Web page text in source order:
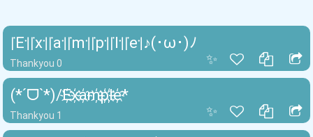
✨
Thankyou 0
꜍E꜉꜍x꜉꜍a꜉꜍m꜉꜍p꜉꜍l꜉꜍e꜉♪(･ω･)ﾉ
✨
Thankyou 1
(*ˊᗜˋ*)/E҉x҉a҉m҉p҉l҉e҉*